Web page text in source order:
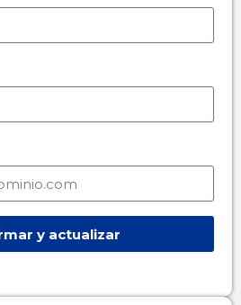
y actualizar